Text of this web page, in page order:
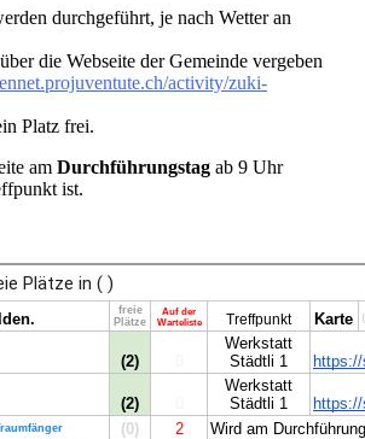
durchgeführt, je nach Wetter an
die Webseite der Gemeinde vergeben
activity/zuki-
Platz frei.
am Durchführungstag ab 9 Uhr
ist.